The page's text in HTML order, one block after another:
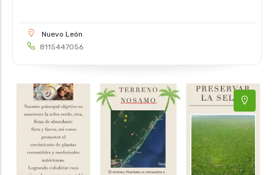
Nuevo León
8115447056